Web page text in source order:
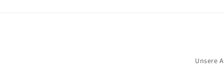
Unsere